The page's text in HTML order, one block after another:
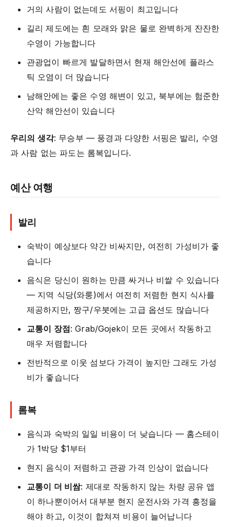
거의 사람이 없는데도 서핑이 최고입니다
길리 제도에는 흰 모래와 맑은 물로 완벽하게 잔잔한
수영이 가능합니다
관광업이 빠르게 발달하면서 현재 해안선에 플라스
틱 오염이 더 많습니다
남해안에는 좋은 수영 해변이 있고, 북부에는 험준한
산악 해안선이 있습니다
우리의 생각: 무승부 — 풍경과 다양한 서핑은 발리, 수영
과 사람 없는 파도는 롬복입니다.
예산 여행
발리
숙박이 예상보다 약간 비싸지만, 여전히 가성비가 좋
습니다
음식은 당신이 원하는 만큼 싸거나 비쌀 수 있습니다
— 지역 식당(와룽)에서 여전히 저렴한 현지 식사를
제공하지만, 짱구/우붓에는 고급 옵션도 많습니다
교통이 장점: Grab/Gojek이 모든 곳에서 작동하고
매우 저렴합니다
전반적으로 이웃 섬보다 가격이 높지만 그래도 가성
비가 좋습니다
롬복
음식과 숙박의 일일 비용이 더 낮습니다 — 홈스테이
가 1박당 $1부터
현지 음식이 저렴하고 관광 가격 인상이 없습니다
교통이 더 비쌈: 제대로 작동하지 않는 차량 공유 앱
이 하나뿐이어서 대부분 현지 운전사와 가격 흥정을
해야 하고, 이것이 합쳐져 비용이 늘어납니다